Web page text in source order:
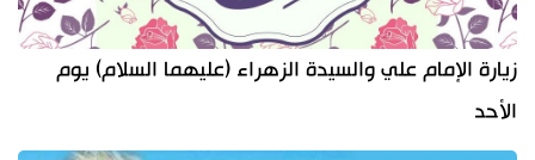
زيارة الإمام علي والسيدة الزهراء (عليهما السلام) يوم
الأحد